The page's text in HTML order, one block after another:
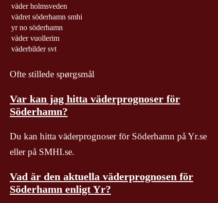
väder holmsveden
vädret söderhamn smhi
yr no söderhamn
väder vuollerim
väderbilder svt
Ofte stillede spørgsmål
Var kan jag hitta väderprognoser för
Söderhamn?
Du kan hitta väderprognoser för Söderhamn på Yr.se
eller på SMHI.se.
Vad är den aktuella väderprognosen för
Söderhamn enligt Yr?